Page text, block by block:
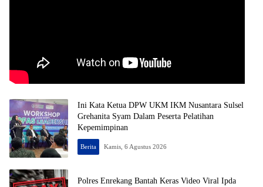
Ini Kata Ketua DPW UKM IKM Nusantara Sulsel
Grehanita Syam Dalam Peserta Pelatihan
Kepemimpinan
Berita Kamis, 6 Agustus 2026
Polres Enrekang Bantah Keras Video Viral Ipda